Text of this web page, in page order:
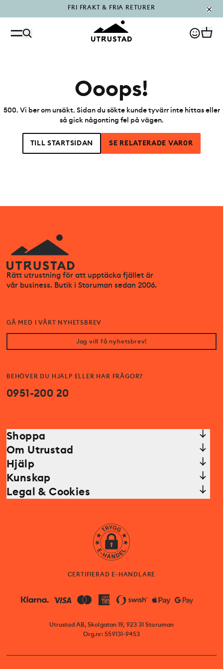
PÅFYLLT I OUTLET
Ooops!
500. Vi ber om ursäkt. Sidan du sökte kunde tyvärr inte hittas eller
så gick någonting fel på vägen.
TILL STARTSIDAN SE RELATERADE VAR0R
Rätt utrustning för att upptäcka fjället är
vår business. Butik i Storuman sedan 2006.
BEHÖVER DU HJÄLP ELLER HAR FRÅGOR?
0951-200 20
GÅ MED I VÅRT NYHETSBREV
Jag vill få nyhetsbrev!
Shoppa
Om Utrustad
Hjälp
Kunskap
Legal & Cookies
CERTIFIERAD E-HANDLARE
Utrustad AB, Skolgatan 19, 923 31 Storuman
Org.nr: 559131-9453